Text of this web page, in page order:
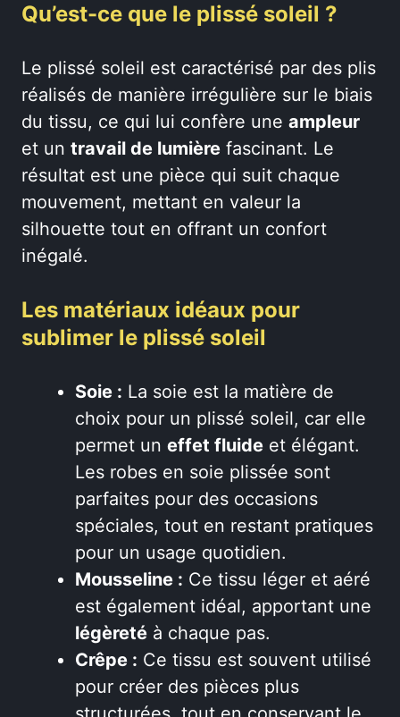
Qu’est-ce que le plissé soleil ?
Le plissé soleil est caractérisé par des plis
réalisés de manière irrégulière sur le biais
du tissu, ce qui lui confère une ampleur
et un travail de lumière fascinant. Le
résultat est une pièce qui suit chaque
mouvement, mettant en valeur la
silhouette tout en offrant un confort
inégalé.
Les matériaux idéaux pour
sublimer le plissé soleil
Soie : La soie est la matière de
choix pour un plissé soleil, car elle
permet un effet fluide et élégant.
Les robes en soie plissée sont
parfaites pour des occasions
spéciales, tout en restant pratiques
pour un usage quotidien.
Mousseline : Ce tissu léger et aéré
est également idéal, apportant une
légèreté à chaque pas.
Crêpe : Ce tissu est souvent utilisé
pour créer des pièces plus